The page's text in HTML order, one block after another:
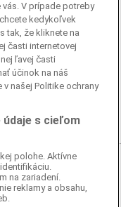
ďalšie šírenie
V prípade potreby
kedykoľvek
tak, že kliknete na
časti internetovej
ľavej časti
účinok na náš
našej Politike ochrany
údaje s cieľom
polohe. Aktívne
na zariadení.
reklamy a obsahu,